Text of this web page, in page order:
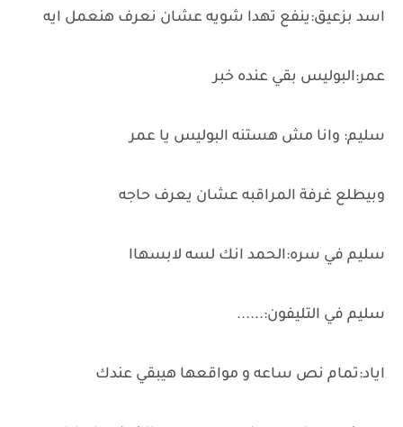
اسد بزعيق:ينفع تهدا شويه عشان نعرف هنعمل ايه
عمر:البوليس بقي عنده خبر
سليم: وانا مش هستنه البوليس يا عمر
وبيطلع غرفة المراقبه عشان يعرف حاجه
سليم في سره:الحمد انك لسه لابسهاا
سليم في التليفون:......
اياد:تمام نص ساعه و مواقعها هيبقي عندك